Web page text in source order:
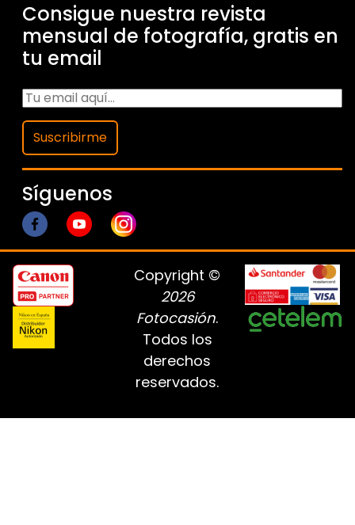
Consigue nuestra revista
mensual de fotografía, gratis en
tu email
Suscribirme
Síguenos
Copyright ©
2026
Fotocasión.
Todos los
derechos
reservados.